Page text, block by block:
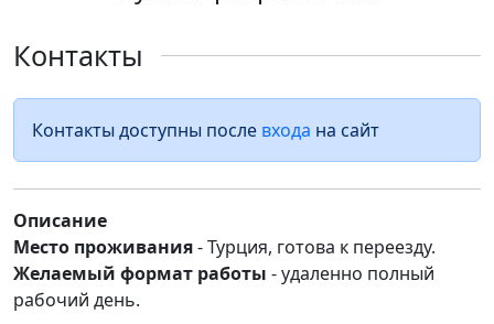
Контакты
Контакты доступны после входа на сайт
Описание
Место проживания- Турция, готова к переезду.
Желаемый формат работы - удаленно полный
рабочий день.